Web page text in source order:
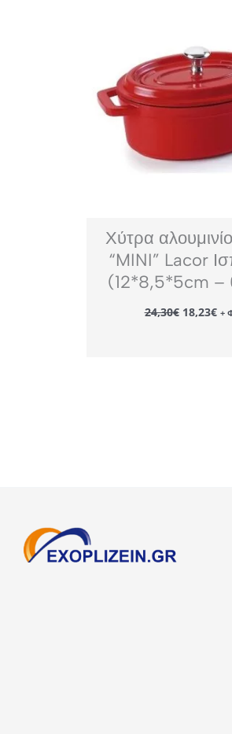
Χύτρα
“MINI” Lacor
(12*8,5*5cm –
24,30€ Original
price
18,23€Η+